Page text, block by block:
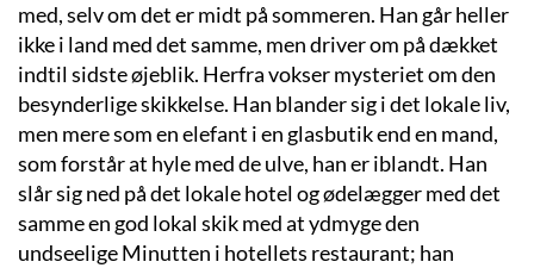
med, selv om det er midt på sommeren. Han går heller
ikke i land med det samme, men driver om på dækket
indtil sidste øjeblik. Herfra vokser mysteriet om den
besynderlige skikkelse. Han blander sig i det lokale liv,
men mere som en elefant i en glasbutik end en mand,
som forstår at hyle med de ulve, han er iblandt. Han
slår sig ned på det lokale hotel og ødelægger med det
samme en god lokal skik med at ydmyge den
undseelige Minutten i hotellets restaurant; han